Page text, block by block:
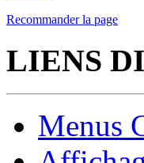
Recommander la page
LIENS
Menus